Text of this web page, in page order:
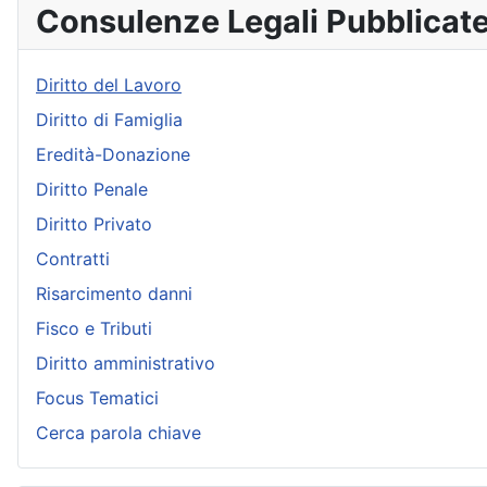
Consulenze Legali
Diritto del Lavoro
Diritto di Famiglia
Eredità-Donazione
Diritto Penale
Diritto Privato
Contratti
Risarcimento danni
Fisco e Tributi
Diritto amministrativo
Focus Tematici
Cerca parola chiave